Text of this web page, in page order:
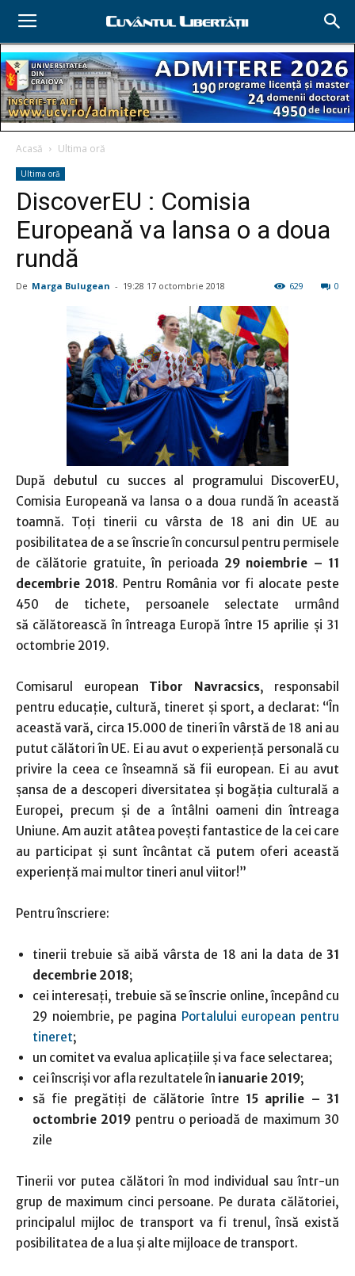
Acasă Ultima oră
Ultima oră
DiscoverEU : Comisia
Europeană va lansa o a doua
rundă
De Marga Bulugean - 19:28 17 octombrie 2018 0
629
După debutul cu succes al programului DiscoverEU,
Comisia Europeană va lansa o a doua rundă în această
toamnă. Toți tinerii cu vârsta de 18 ani din UE au
posibilitatea de a se înscrie în concursul pentru permisele
de călătorie gratuite, în perioada 29 noiembrie – 11
decembrie 2018. Pentru România vor fi alocate peste
450 de tichete, persoanele selectate urmând
să călătorească în întreaga Europă între 15 aprilie și 31
octombrie 2019.
Comisarul european Tibor Navracsics, responsabil
pentru educație, cultură, tineret și sport, a declarat: “În
această vară, circa 15.000 de tineri în vârstă de 18 ani au
putut călători în UE. Ei au avut o experiență personală cu
privire la ceea ce înseamnă să fii european. Ei au avut
șansa de a descoperi diversitatea și bogăția culturală a
Europei, precum și de a întâlni oameni din întreaga
Uniune. Am auzit atâtea povești fantastice de la cei care
au participat și sunt încântat că putem oferi această
experiență mai multor tineri anul viitor!”
Pentru înscriere:
tinerii trebuie să aibă vârsta de 18 ani la data de 31
decembrie 2018;
cei interesați, trebuie să se înscrie online, începând cu
29 noiembrie, pe pagina Portalului european pentru
tineret;
un comitet va evalua aplicațiile și va face selectarea;
cei înscriși vor afla rezultatele în ianuarie 2019;
să fie pregătiți de călătorie între 15 aprilie – 31
octombrie 2019 pentru o perioadă de maximum 30
zile
Tinerii vor putea călători în mod individual sau într-un
grup de maximum cinci persoane. Pe durata călătoriei,
principalul mijloc de transport va fi trenul, însă există
posibilitatea de a lua și alte mijloace de transport.